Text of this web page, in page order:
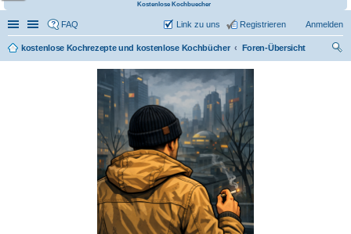
Kostenlose Kochbuecher
Schnellzugriff
Linkliste
FAQ Anmelden
Registrieren
Link zu uns
kostenlose Kochrezepte und kostenlose Kochbücher
Foren-Übersicht